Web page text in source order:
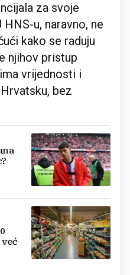
za svoje
u, naravno, ne
kako se raduju
njihov pristup
vrijednosti i
bez